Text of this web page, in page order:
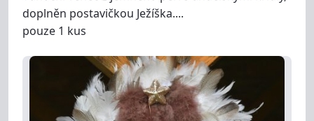
doplněn postavičkou Ježíška....
pouze 1 kus